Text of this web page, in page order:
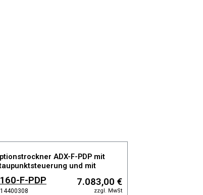
ADX-F-PDP mit
und mit
Vor- und Nachfiltern,
bis max. -40°C
F-PDP 7.083,00 €
zzgl. MwSt